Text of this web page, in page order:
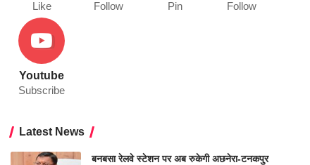
Like Follow Pin Follow
Youtube
Subscribe
Latest News
बनबसा रेलवे स्टेशन पर अब रुकेगी अछनेरा-टनकपुर